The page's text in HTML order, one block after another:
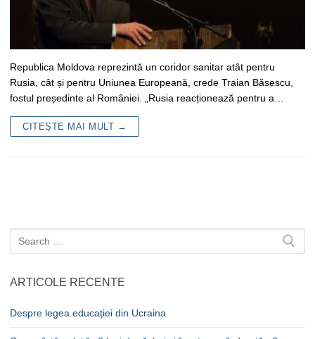
Republica Moldova reprezintă un coridor sanitar atât pentru
Rusia, cât și pentru Uniunea Europeană, crede Traian Băsescu,
fostul președinte al României. „Rusia reacționează pentru a…
CITEȘTE MAI MULT →
Caută
după:
ARTICOLE RECENTE
Despre legea educației din Ucraina